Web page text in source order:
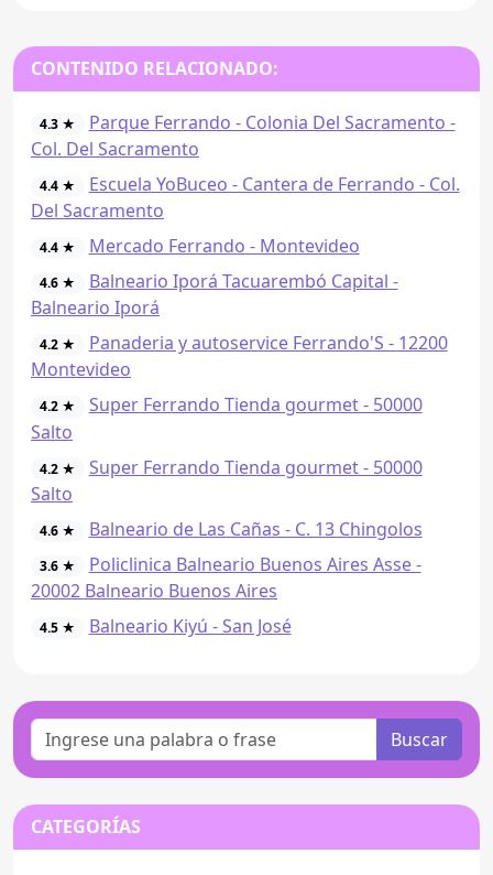
CONTENIDO RELACIONADO:
4.3 ★
Parque Ferrando - Colonia Del Sacramento -
Col. Del Sacramento
4.4 ★
Escuela YoBuceo - Cantera de Ferrando - Col.
Del Sacramento
4.4 ★ Mercado Ferrando - Montevideo
4.6 ★
Balneario Iporá Tacuarembó Capital -
Balneario Iporá
4.2 ★
Panaderia y autoservice Ferrando'S - 12200
Montevideo
4.2 ★
Super Ferrando Tienda gourmet - 50000
Salto
4.2 ★
Super Ferrando Tienda gourmet - 50000
Salto
4.6 ★ Balneario de Las Cañas - C. 13 Chingolos
3.6 ★
Policlinica Balneario Buenos Aires Asse -
20002 Balneario Buenos Aires
4.5 ★ Balneario Kiyú - San José
Buscar
CATEGORÍAS